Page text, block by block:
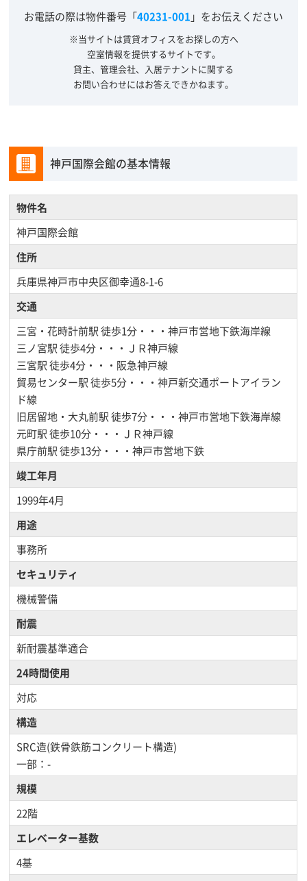
お電話の際は物件番号「40231-001 」をお伝えください
※当サイトは賃貸オフィスをお探しの方へ
空室情報を提供するサイトです。
貸主、管理会社、入居テナントに関する
お問い合わせにはお答えできかねます。
神戸国際会館の基本情報
物件名
神戸国際会館
住所
兵庫県神戸市中央区御幸通8-1-6
交通
三宮・花時計前駅徒歩1分・・・神戸市営地下鉄海岸線
三ノ宮駅徒歩4分・・・ＪＲ神戸線
三宮駅徒歩4分・・・阪急神戸線
貿易センター駅徒歩5分・・・神戸新交通ポートアイラン
ド線
旧居留地・大丸前駅徒歩7分・・・神戸市営地下鉄海岸線
元町駅徒歩10分・・・ＪＲ神戸線
県庁前駅徒歩13分・・・神戸市営地下鉄
竣工年月
1999年4月
用途
事務所
セキュリティ
機械警備
耐震
新耐震基準適合
24時間使用
対応
構造
SRC造(鉄骨鉄筋コンクリート構造)
一部：-
規模
22階
エレベーター基数
4基